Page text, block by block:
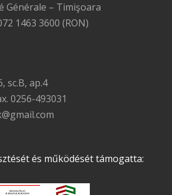
Générale – Timişoara
1463 3600 (RON)
sc.B, ap.4
0256-493031
és működését támogatta: